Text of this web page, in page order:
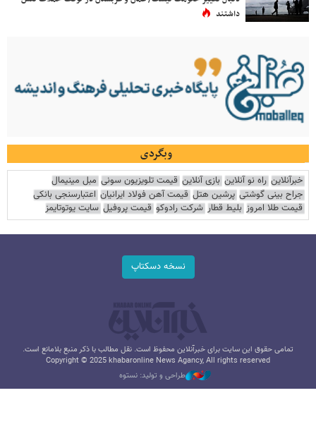
داشتند
وبگردی
خبرآنلاین راه نو آنلاین بازی آنلاین قیمت تلویزیون سونی مبل مینیمال
جراح بینی گوشتی پرشین هتل قیمت آهن فولاد ایرانیان اعتبارسنجی بانکی
قیمت طلا امروز بلیط قطار شرکت رادوکو قیمت پروفیل سایت یوتوتایمز
نسخه دسکتاپ
تمامی حقوق این سایت برای خبرآنلاین محفوظ است. نقل مطالب با ذکر منبع بلامانع است.
Copyright © 2025 khabaronline News Agancy, All rights reserved
طراحی و تولید: نستوه